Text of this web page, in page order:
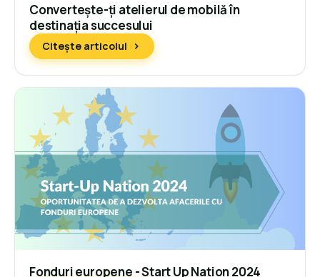
Convertește-ți atelierul de mobilă în
destinația succesului
Citește articolul
Fonduri europene - Start Up Nation 2024